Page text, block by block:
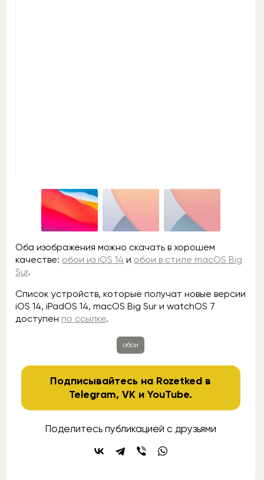
Оба изображения можно скачать в хорошем
качестве: обои из iOS 14 и обои в стиле macOS Big
Sur.
Список устройств, которые получат новые версии
iOS 14, iPadOS 14, macOS Big Sur и watchOS 7
доступен по ссылке.
обои
Подписывайтесь на Rozetked в
Telegram,VK иYouTube.
Поделитесь публикацией с друзьями